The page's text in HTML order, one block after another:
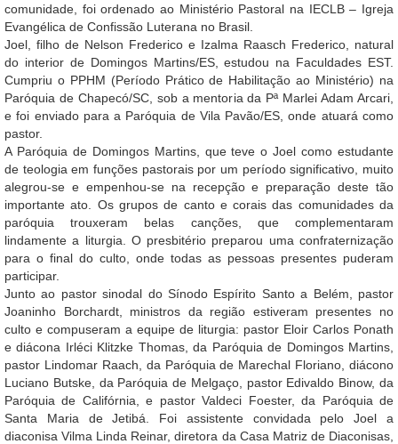
comunidade, foi ordenado ao Ministério Pastoral na IECLB – Igreja
Evangélica de Confissão Luterana no Brasil.
Joel, filho de Nelson Frederico e Izalma Raasch Frederico, natural
do interior de Domingos Martins/ES, estudou na Faculdades EST.
Cumpriu o PPHM (Período Prático de Habilitação ao Ministério) na
Paróquia de Chapecó/SC, sob a mentoria da Pª Marlei Adam Arcari,
e foi enviado para a Paróquia de Vila Pavão/ES, onde atuará como
pastor.
A Paróquia de Domingos Martins, que teve o Joel como estudante
de teologia em funções pastorais por um período significativo, muito
alegrou-se e empenhou-se na recepção e preparação deste tão
importante ato. Os grupos de canto e corais das comunidades da
paróquia trouxeram belas canções, que complementaram
lindamente a liturgia. O presbitério preparou uma confraternização
para o final do culto, onde todas as pessoas presentes puderam
participar.
Junto ao pastor sinodal do Sínodo Espírito Santo a Belém, pastor
Joaninho Borchardt, ministros da região estiveram presentes no
culto e compuseram a equipe de liturgia: pastor Eloir Carlos Ponath
e diácona Irléci Klitzke Thomas, da Paróquia de Domingos Martins,
pastor Lindomar Raach, da Paróquia de Marechal Floriano, diácono
Luciano Butske, da Paróquia de Melgaço, pastor Edivaldo Binow, da
Paróquia de Califórnia, e pastor Valdeci Foester, da Paróquia de
Santa Maria de Jetibá. Foi assistente convidada pelo Joel a
diaconisa Vilma Linda Reinar, diretora da Casa Matriz de Diaconisas,